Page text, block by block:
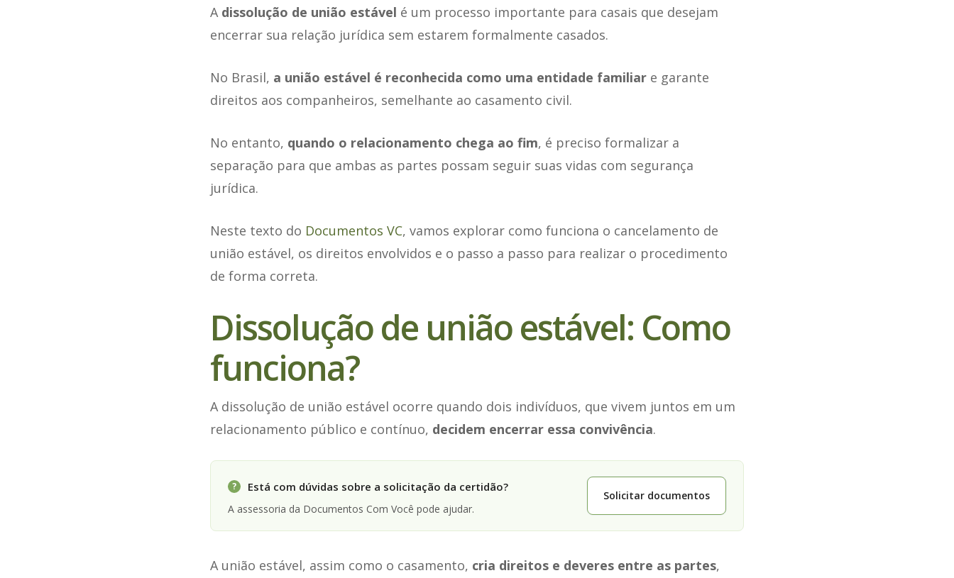
A dissolução de união estável é um processo importante para casais que desejam
encerrar sua relação jurídica sem estarem formalmente casados.
No Brasil, a união estável é reconhecida como uma entidade familiare garante
direitos aos companheiros, semelhante ao casamento civil.
No entanto, quando o relacionamento chega ao fim, é preciso formalizar a
separação para que ambas as partes possam seguir suas vidas com segurança
jurídica.
Neste texto do Documentos VC, vamos explorar como funciona o cancelamento de
união estável, os direitos envolvidos e o passo a passo para realizar o procedimento
de forma correta.
Dissolução de união estável: Como
funciona?
A dissolução de união estável ocorre quando dois indivíduos, que vivem juntos em um
relacionamento público e contínuo, decidem encerrar essa convivência.
? Está com dúvidas sobre a solicitação da certidão?
A assessoria da Documentos Com Você pode ajudar.
Solicitar documentos
A união estável, assim como o casamento, cria direitos e deveres entre as partes,